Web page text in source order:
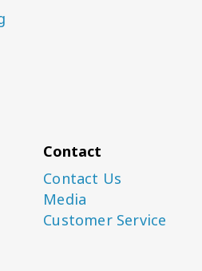
Contact
Contact Us
Media
Customer Service